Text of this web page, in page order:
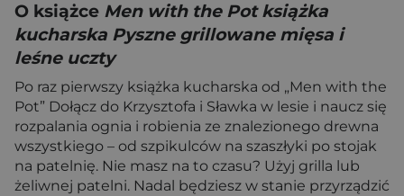
O książce Men with the Pot książka
kucharska Pyszne grillowane mięsa i
leśne uczty
Po raz pierwszy książka kucharska od „Men with the
Pot” Dołącz do Krzysztofa i Sławka w lesie i naucz się
rozpalania ognia i robienia ze znalezionego drewna
wszystkiego – od szpikulców na szaszłyki po stojak
na patelnię. Nie masz na to czasu? Użyj grilla lub
żeliwnej patelni. Nadal będziesz w stanie przyrządzić